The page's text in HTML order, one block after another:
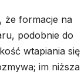
że formacje na
podobnie do
wtapiania się
im niższa